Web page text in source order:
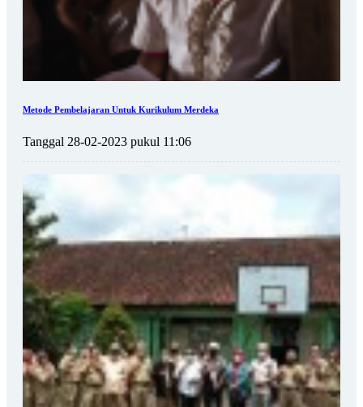
Metode Pembelajaran Untuk Kurikulum Merdeka
Tanggal 28-02-2023 pukul 11:06